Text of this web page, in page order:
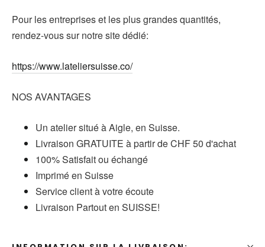
Pour les entreprises et les plus grandes quantités,
rendez-vous sur notre site dédié:
https://www.lateliersuisse.co/
NOS AVANTAGES
Un atelier situé à Aigle, en Suisse.
Livraison GRATUITE à partir de CHF 50 d'achat
100% Satisfait ou échangé
Imprimé en Suisse
Service client à votre écoute
Livraison Partout en SUISSE!